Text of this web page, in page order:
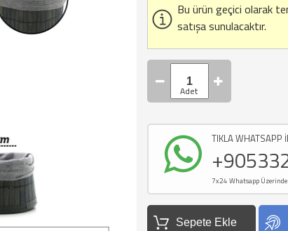
Bu ürün geçici olarak
satışa sunulacaktır.
TIKLA WHATSAPP
7x24 Whatsapp
Sepete Ekle